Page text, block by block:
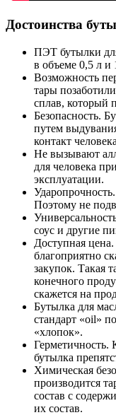
Достоинства
ПЭТ бутылки
в объеме 0,5 л и
Возможность
тары
сплав, который
Безопасность.
путем
контакт
Не вызывают
для человека
эксплуатации.
Поэтому не
соус и другие
Доступная
благоприятно
закупок. Такая
конечного
скажется на
Бутылка для
стандарт «oil»
«хлопок».
Герметичность.
бутылка
Химическая
производится
состав с
их состав.